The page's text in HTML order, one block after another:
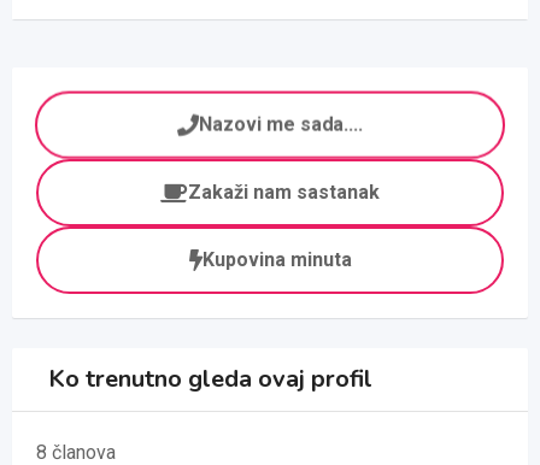
Nazovi me sada....
Zakaži nam sastanak
Kupovina minuta
Ko trenutno gleda ovaj profil
8 članova